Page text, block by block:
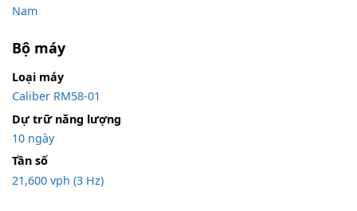
Nam
Bộ máy
Loại máy
Caliber RM58-01
Dự trữ năng lượng
10 ngày
Tần số
21,600 vph (3 Hz)